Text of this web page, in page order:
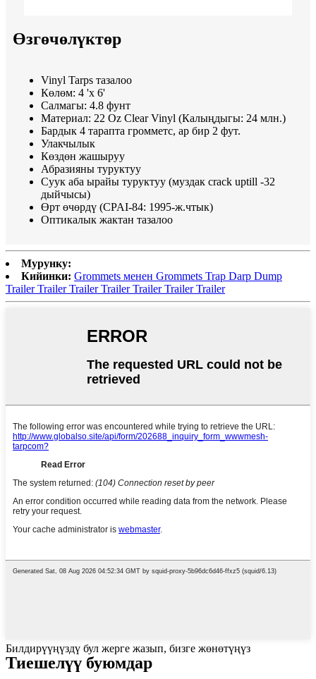
Өзгөчөлүктөр
Vinyl Tarps тазалоо
Көлөм: 4 'x 6'
Салмагы: 4.8 фунт
Материал: 22 Oz Clear Vinyl (Калыңдыгы: 24 млн.)
Бардык 4 тарапта громметс, ар бир 2 фут.
Улакчылык
Көздөн жашыруу
Абразияны туруктуу
Суук аба ырайы туруктуу (муздак crack uptill -32
дыйчысы)
Өрт өчөрдү (CPAI-84: 1995-ж.чтык)
Оптикалык жактан тазалоо
Мурунку:
Кийинки: Grommets менен Grommets Trap Darp Dump
Trailer Trailer Trailer Trailer Trailer Trailer Trailer
Билдирүүңүздү бул жерге жазып, бизге жөнөтүңүз
Тиешелүү буюмдар